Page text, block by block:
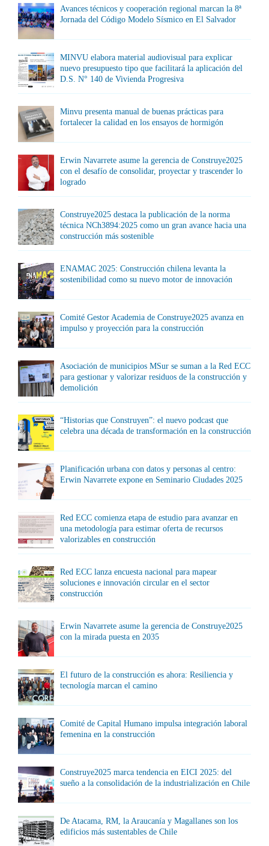
Avances técnicos y cooperación regional marcan la 8ª
Jornada del Código Modelo Sísmico en El Salvador
MINVU elabora material audiovisual para explicar
nuevo presupuesto tipo que facilitará la aplicación del
D.S. N° 140 de Vivienda Progresiva
Minvu presenta manual de buenas prácticas para
fortalecer la calidad en los ensayos de hormigón
Erwin Navarrete asume la gerencia de Construye2025
con el desafío de consolidar, proyectar y trascender lo
logrado
Construye2025 destaca la publicación de la norma
técnica NCh3894:2025 como un gran avance hacia una
construcción más sostenible
ENAMAC 2025: Construcción chilena levanta la
sostenibilidad como su nuevo motor de innovación
Comité Gestor Academia de Construye2025 avanza en
impulso y proyección para la construcción
Asociación de municipios MSur se suman a la Red ECC
para gestionar y valorizar residuos de la construcción y
demolición
“Historias que Construyen”: el nuevo podcast que
celebra una década de transformación en la construcción
Planificación urbana con datos y personas al centro:
Erwin Navarrete expone en Seminario Ciudades 2025
Red ECC comienza etapa de estudio para avanzar en
una metodología para estimar oferta de recursos
valorizables en construcción
Red ECC lanza encuesta nacional para mapear
soluciones e innovación circular en el sector
construcción
Erwin Navarrete asume la gerencia de Construye2025
con la mirada puesta en 2035
El futuro de la construcción es ahora: Resiliencia y
tecnología marcan el camino
Comité de Capital Humano impulsa integración laboral
femenina en la construcción
Construye2025 marca tendencia en EICI 2025: del
sueño a la consolidación de la industrialización en Chile
De Atacama, RM, la Araucanía y Magallanes son los
edificios más sustentables de Chile